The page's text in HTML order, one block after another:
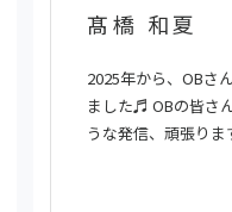
髙橋 和夏
2025年から、OBさ
ました♬ OBの皆さ
うな発信、頑張りま